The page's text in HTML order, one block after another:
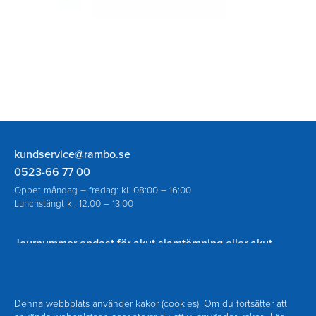
Denna webbplats använder kakor (cookies). Om du fortsätter att
Rambo
AB
kundservice@rambo.se
0523-66 77 00
Öppet måndag – fredag: kl. 08:00 – 16:00
Lunchstängt kl. 12.00 – 13:00
Journummer endast för akut slamtömning eller akut